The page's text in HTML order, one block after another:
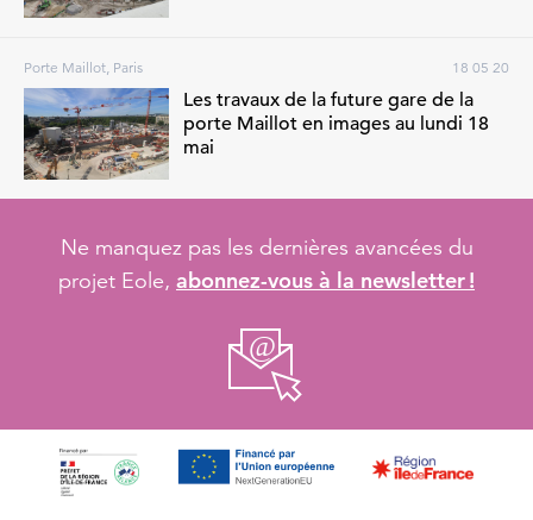
Porte Maillot, Paris 18 05 20
Les travaux de la future gare de la
porte Maillot en images au lundi 18
mai
Ne manquez pas les dernières avancées du
projet Eole, abonnez-vous à la newsletter !